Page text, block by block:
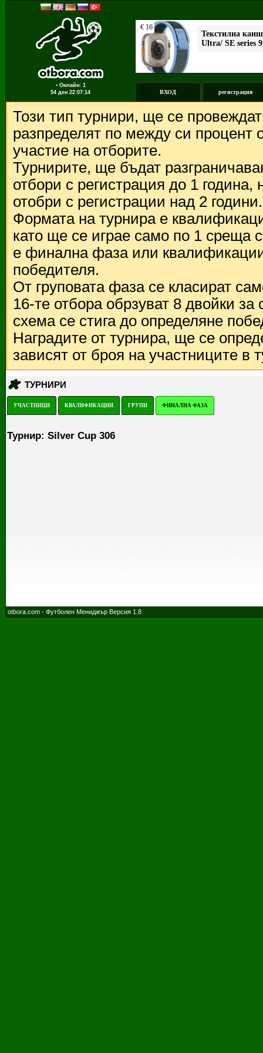
▪ Онлайн: 1
54 ден 22:07:14 ВХОД регистрация
Този тип турнири, ще се
разпределят по между си процент
участие на отборите.
Турнирите, ще бъдат
отбори с регистрация до 1
отобри с регистрации над 2 години.
Формата на турнира е
като ще се играе само по 1 среща
е финална фаза или
победителя.
От груповата фаза се класират
16-те отбора обрзуват 8 двойки
схема се стига до определяне
Наградите от турнира, ще се
зависят от броя на участниците в
ТУРНИРИ
УЧАСТНИЦИ КВАЛИФИКАЦИИ ГРУПИ ФИНАЛНА ФАЗА
Турнир: Silver Cup 306
otbora.com - Футболен Мениджър Версия 1.8